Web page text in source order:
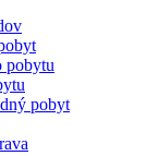
pobytu
pobyt